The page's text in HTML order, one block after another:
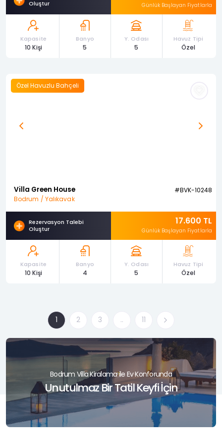
Oluştur
Günlük Başlayan Fiyatlarla
Kapasite
10 Kişi
Banyo
5
Y. Odası
5
Havuz Tipi
Özel
Previous Next
Özel Havuzlu Bahçeli
Villa Green House
#BVK-10248
Bodrum / Yalıkavak
Rezervasyon Talebi
Oluştur
17.600 TL
Günlük Başlayan Fiyatlarla
Kapasite
10 Kişi
Banyo
4
Y. Odası
5
Havuz Tipi
Özel
1 2 3 .. 11
Bodrum Villa Kiralama ile Ev Konforunda
Unutulmaz Bir Tatil Keyfi İçin